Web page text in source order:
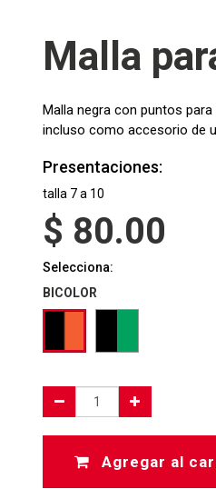
Malla
Malla negra con puntos
incluso como accesorio de
Presentaciones:
talla 7 a 10
$ 80.00
Selecciona:
BICOLOR
Agregar al